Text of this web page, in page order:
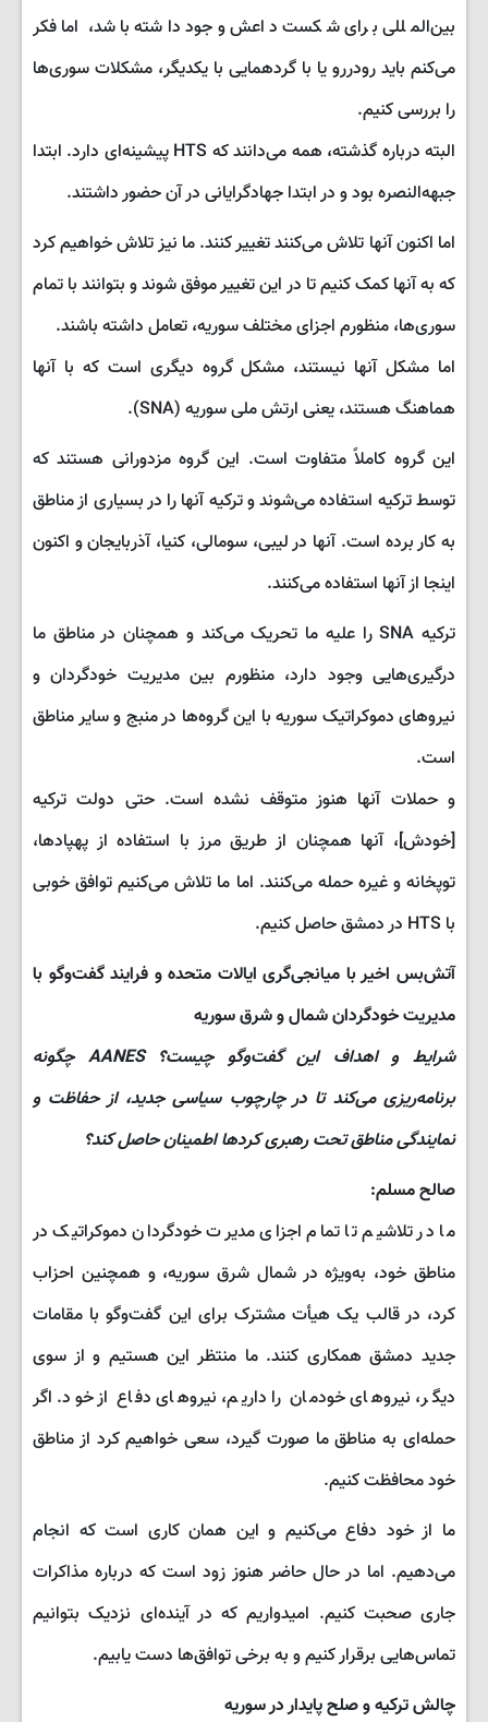
بین‌المللی برای شکست داعش وجود داشته باشد، اما فکر
می‌کنم باید رودررو یا با گردهمایی با یکدیگر، مشکلات سوری‌ها
را بررسی کنیم.
البته درباره گذشته، همه می‌دانند که HTS پیشینه‌ای دارد. ابتدا
جبهه‌النصره بود و در ابتدا جهادگرایانی در آن حضور داشتند.
اما اکنون آنها تلاش می‌کنند تغییر کنند. ما نیز تلاش خواهیم کرد
که به آنها کمک کنیم تا در این تغییر موفق شوند و بتوانند با تمام
سوری‌ها، منظورم اجزای مختلف سوریه، تعامل داشته باشند.
اما مشکل آنها نیستند، مشکل گروه دیگری است که با آنها
هماهنگ هستند، یعنی ارتش ملی سوریه (SNA).
این گروه کاملاً متفاوت است. این گروه مزدورانی هستند که
توسط ترکیه استفاده می‌شوند و ترکیه آنها را در بسیاری از مناطق
به کار برده است. آنها در لیبی، سومالی، کنیا، آذربایجان و اکنون
اینجا از آنها استفاده می‌کنند.
ترکیه SNA را علیه ما تحریک می‌کند و همچنان در مناطق ما
درگیری‌هایی وجود دارد، منظورم بین مدیریت خودگردان و
نیروهای دموکراتیک سوریه با این گروه‌ها در منبج و سایر مناطق
است.
و حملات آنها هنوز متوقف نشده است. حتی دولت ترکیه
[خودش]، آنها همچنان از طریق مرز با استفاده از پهپادها،
توپخانه و غیره حمله می‌کنند. اما ما تلاش می‌کنیم توافق خوبی
با HTS در دمشق حاصل کنیم.
آتش‌بس اخیر با میانجی‌گری ایالات متحده و فرایند گفت‌وگو با
مدیریت خودگردان شمال و شرق سوریه
شرایط و اهداف این گفت‌وگو چیست؟ AANES چگونه
برنامه‌ریزی می‌کند تا در چارچوب سیاسی جدید، از حفاظت و
نمایندگی مناطق تحت رهبری کردها اطمینان حاصل کند؟
صالح مسلم:
ما در تلاشیم تا تمام اجزای مدیرت خودگردان دموکراتیک در
مناطق خود، به‌ویژه در شمال شرق سوریه، و همچنین احزاب
کرد، در قالب یک هیأت مشترک برای این گفت‌وگو با مقامات
جدید دمشق همکاری کنند. ما منتظر این هستیم و از سوی
دیگر، نیروهای خودمان را داریم، نیروهای دفاع از خود. اگر
حمله‌ای به مناطق ما صورت گیرد، سعی خواهیم کرد از مناطق
خود محافظت کنیم.
ما از خود دفاع می‌کنیم و این همان کاری است که انجام
می‌دهیم. اما در حال حاضر هنوز زود است که درباره مذاکرات
جاری صحبت کنیم. امیدواریم که در آینده‌ای نزدیک بتوانیم
تماس‌هایی برقرار کنیم و به برخی توافق‌ها دست یابیم.
چالش ترکیه و صلح پایدار در سوریه